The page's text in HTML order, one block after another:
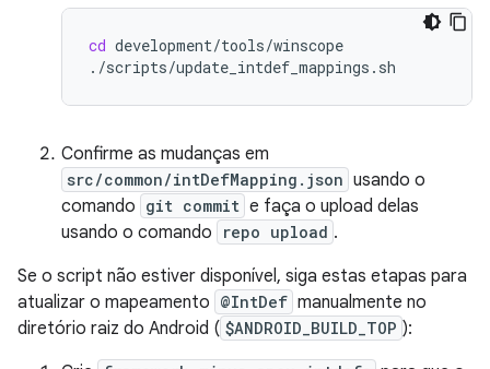
cd development/tools/winscope
Confirme as mudanças em
src/common/intDefMapping.json usando o
comando git commit e faça o upload delas
usando o comando
repo upload .
Se o script não estiver disponível, siga estas etapas para
atualizar o mapeamento @IntDef manualmente no
diretório raiz do Android ( $ANDROID_BUILD_TOP ):